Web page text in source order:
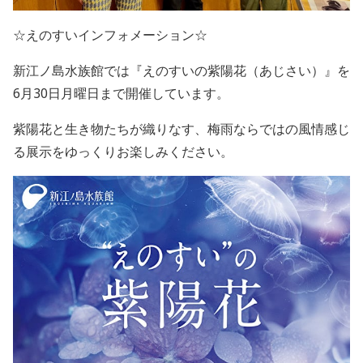
☆えのすいインフォメーション☆
新江ノ島水族館では『えのすいの紫陽花（あじさい）』を
6月30日月曜日まで開催しています。
紫陽花と生き物たちが織りなす、梅雨ならではの風情感じ
る展示をゆっくりお楽しみください。